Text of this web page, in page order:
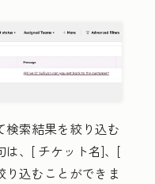
検索結果を絞り込む
は、[ チケット名]、[
り込むことができま